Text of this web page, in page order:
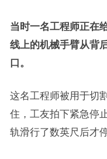
当时一名工程师正在
线上的机械手臂从背
口。
这名工程师被用于切
住，工友拍下紧急停
轨滑行了数英尺后才